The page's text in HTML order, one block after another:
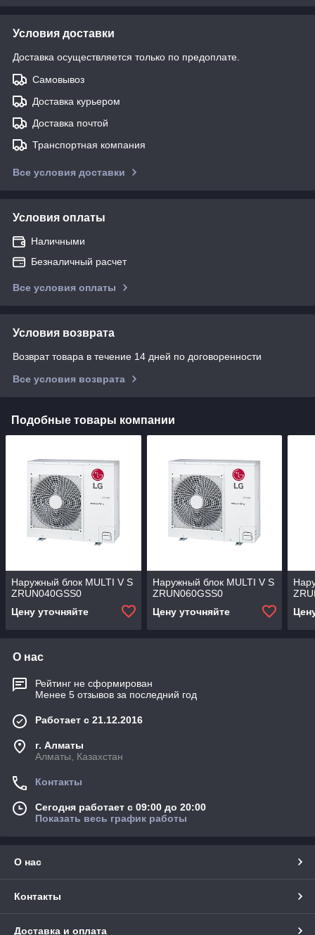
Условия доставки
Доставка осуществляется только по предоплате.
Самовывоз
Доставка курьером
Доставка почтой
Транспортная компания
Все условия доставки
Условия оплаты
Наличными
Безналичный расчет
Все условия оплаты
Условия возврата
Возврат товара в течение 14 дней по договоренности
Все условия возврата
Подобные товары компании
Наружный блок MULTI V S
ZRUN040GSS0
Цену уточняйте
Наружный блок MULTI V S
ZRUN060GSS0
Цену уточняйте
О нас
Рейтинг не сформирован
Менее 5 отзывов за последний год
Работает с 21.12.2016
г. Алматы
Алматы, Казахстан
Контакты
Сегодня работает с 09:00 до 20:00
Показать весь график работы
О нас
Контакты
Доставка и оплата